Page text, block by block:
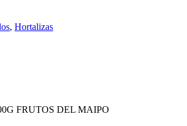
, Hortalizas
FRUTOS DEL MAIPO